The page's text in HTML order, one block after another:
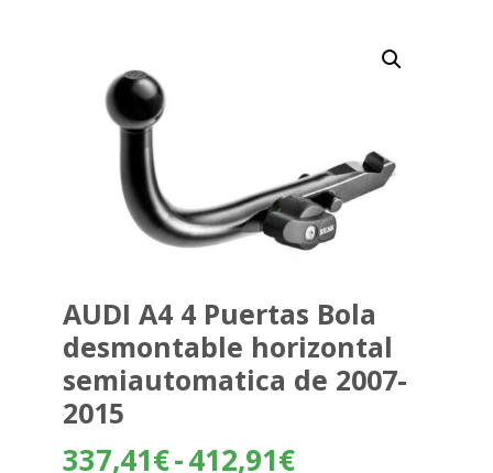
AUDI A4 4 Puertas Bola
desmontable horizontal
semiautomatica de 2007-
2015
337,41€-412,91€Rango